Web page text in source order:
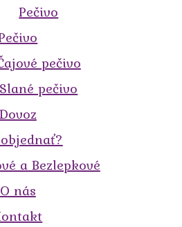
Pečivo
pečivo
Slané pečivo
a Bezlepkové
O nás